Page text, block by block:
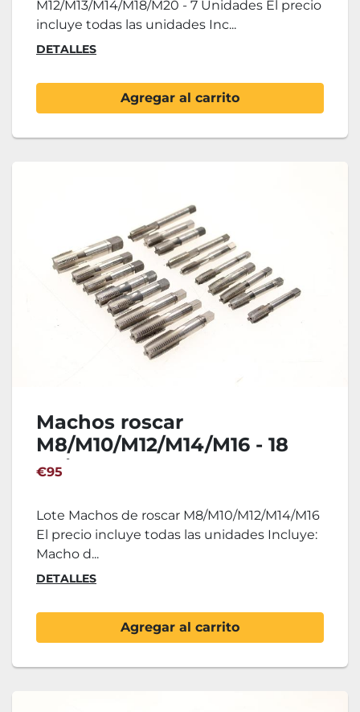
M12/M13/M14/M18/M20 - 7 Unidades El precio
incluye todas las unidades Inc...
DETALLES
Agregar al carrito
Machos roscar
M8/M10/M12/M14/M16 - 18
Unidades
€95
Lote Machos de roscar M8/M10/M12/M14/M16
El precio incluye todas las unidades Incluye:
Macho d...
DETALLES
Agregar al carrito